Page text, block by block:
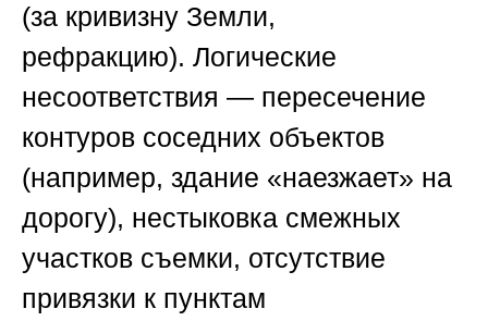
(за кривизну Земли,
рефракцию). Логические
несоответствия — пересечение
контуров соседних объектов
(например, здание «наезжает» на
дорогу), нестыковка смежных
участков съемки, отсутствие
привязки к пунктам